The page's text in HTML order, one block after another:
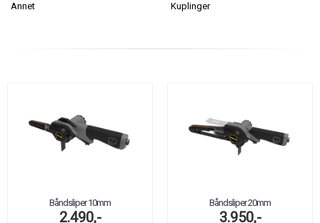
Annet Kuplinger
Båndsliper 10mm
2.490,-
Båndsliper 20mm
3.950,-